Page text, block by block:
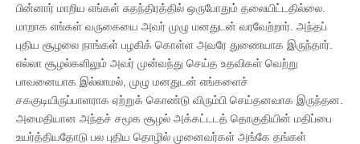
பின்னார் மாறிய எங்கள் சுதந்திரத்தில் ஒருபோதும் தலையிட்டதில்லை.
மாறாக எங்கள் வருகையை அவர் முழு மனதுடன் வரவேற்றார். அந்தப்
புதிய சூழலை நாங்கள் பழகிக் கொள்ள அவரே துணையாக இருந்தார்.
எல்லா சூழல்களிலும் அவர் முன்வந்து செய்த உதவிகள் வெற்று
பாவனையாக இல்லாமல், முழு மனதுடன் எங்களைச்
சககுடியிருப்பாளராக ஏற்றுக் கொண்டு விரும்பி செய்தனவாக இருந்தன.
அமைதியான அந்தச் சமூக சூழல் அக்கட்டடத் தொகுதியின் மதிப்பை
உயர்த்தியதோடு பல புதிய தொழில் முனைவர்கள் அங்கே தங்கள்